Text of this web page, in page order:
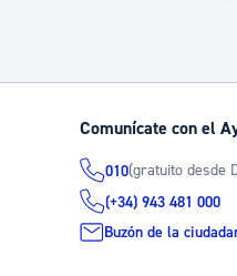
Comunícate con el
010(gratuito desde
(+34) 943 481 000
Buzón de la